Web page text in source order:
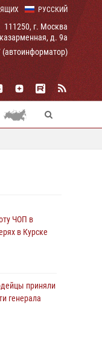
РУССКИЙ
111250, г. Москва
д. 9а
(автоинформатор)
ЧОП в
в Курске
приняли
генерала